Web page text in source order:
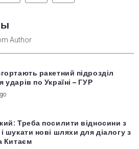
Author
ракетний підрозділ
ударів по Україні – ГУР
Треба посилити відносини з
шукати нові шляхи для діалогу з
Китаєм